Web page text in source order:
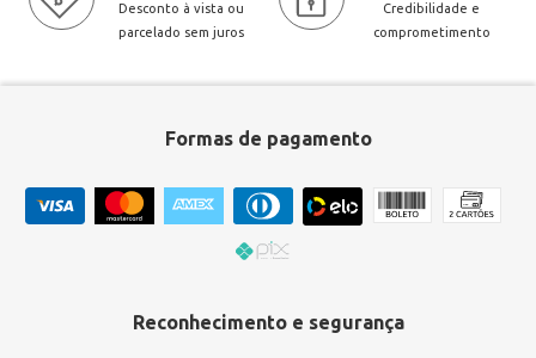
Desconto à vista ou
parcelado sem juros
Credibilidade e
comprometimento
Formas de pagamento
Reconhecimento e segurança